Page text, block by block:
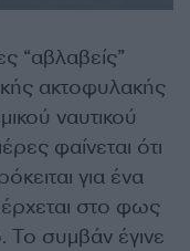
“αβλαβείς”
ακτοφυλακής
ναυτικού
φαίνεται ότι
για ένα
στο φως
Το συμβάν έγινε